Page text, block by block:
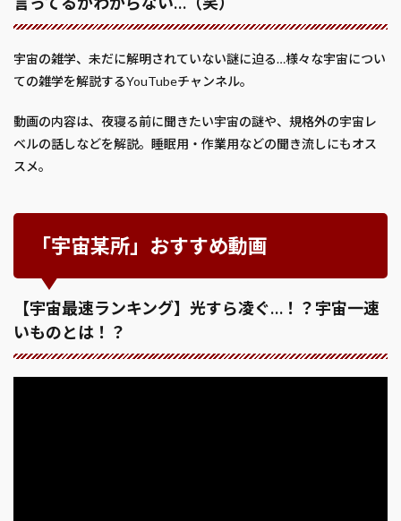
宇宙の雑学、未だに解明されていない謎に迫る…様々な宇宙につい
ての雑学を解説するYouTubeチャンネル。
動画の内容は、夜寝る前に聞きたい宇宙の謎や、規格外の宇宙レ
ベルの話しなどを解説。睡眠用・作業用などの聞き流しにもオス
スメ。
「宇宙某所」おすすめ動画
【宇宙最速ランキング】光すら凌ぐ…！？宇宙一速
いものとは！？